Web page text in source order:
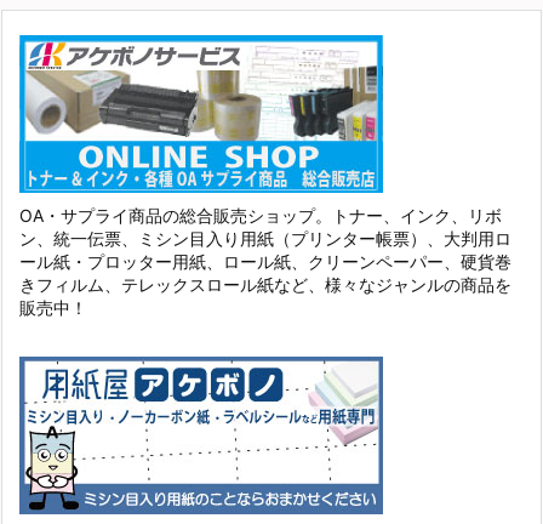
OA・サプライ商品の総合販売ショップ。トナー、インク、リボ
ン、統一伝票、ミシン目入り用紙（プリンター帳票）、大判用ロ
ール紙・プロッター用紙、ロール紙、クリーンペーパー、硬貨巻
きフィルム、テレックスロール紙など、様々なジャンルの商品を
販売中！